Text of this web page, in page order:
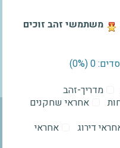
משתמשי זהב זוכים
0 ‫(0%)‬
מדריך-זהב
אחראי שחקנים
דירוג
אחראי